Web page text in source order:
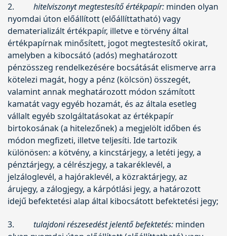
2. hitelviszonyt megtestesítő értékpapír:minden olyan
nyomdai úton előállított (előállíttatható) vagy
dematerializált értékpapír, illetve e törvény által
értékpapírnak minősített, jogot megtestesítő okirat,
amelyben a kibocsátó (adós) meghatározott
pénzösszeg rendelkezésére bocsátását elismerve arra
kötelezi magát, hogy a pénz (kölcsön) összegét,
valamint annak meghatározott módon számított
kamatát vagy egyéb hozamát, és az általa esetleg
vállalt egyéb szolgáltatásokat az értékpapír
birtokosának (a hitelezőnek) a megjelölt időben és
módon megfizeti, illetve teljesíti. Ide tartozik
különösen: a kötvény, a kincstárjegy, a letéti jegy, a
pénztárjegy, a célrészjegy, a takaréklevél, a
jelzáloglevél, a hajóraklevél, a közraktárjegy, az
árujegy, a zálogjegy, a kárpótlási jegy, a határozott
idejű befektetési alap által kibocsátott befektetési jegy;
3. tulajdoni részesedést jelentő befektetés:minden